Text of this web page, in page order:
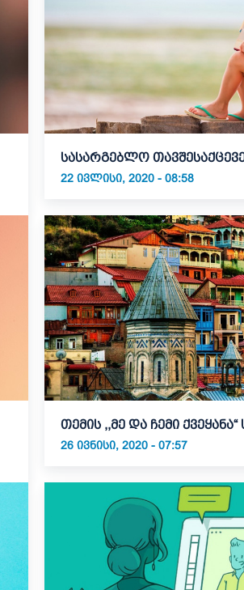
სასარგებლო
22 ᲘᲕᲚᲘᲡᲘ, 2020 - 08:58
თემის ,,მე და ჩემი
26 ᲘᲕᲜᲘᲡᲘ, 2020 - 07:57